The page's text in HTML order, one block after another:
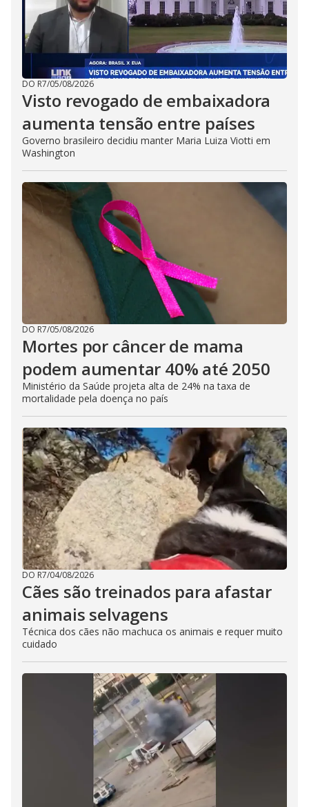
DO R7/05/08/2026
Visto revogado de embaixadora
aumenta tensão entre países
Governo brasileiro decidiu manter Maria Luiza Viotti em
Washington
DO R7/05/08/2026
Mortes por câncer de mama
podem aumentar 40% até 2050
Ministério da Saúde projeta alta de 24% na taxa de
mortalidade pela doença no país
DO R7/04/08/2026
Cães são treinados para afastar
animais selvagens
Técnica dos cães não machuca os animais e requer muito
cuidado